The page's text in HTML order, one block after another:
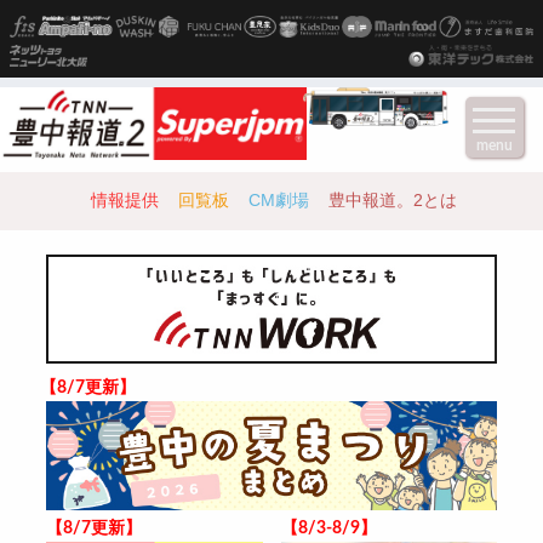
情報提供 回覧板 CM劇場 豊中報道。2とは
【8/7更新】
【8/7更新】 【8/3-8/9】
menu